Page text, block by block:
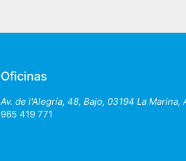
Oficinas
Av. de l'Alegría, 48, Bajo, 03194 La Marina,
965 419 771